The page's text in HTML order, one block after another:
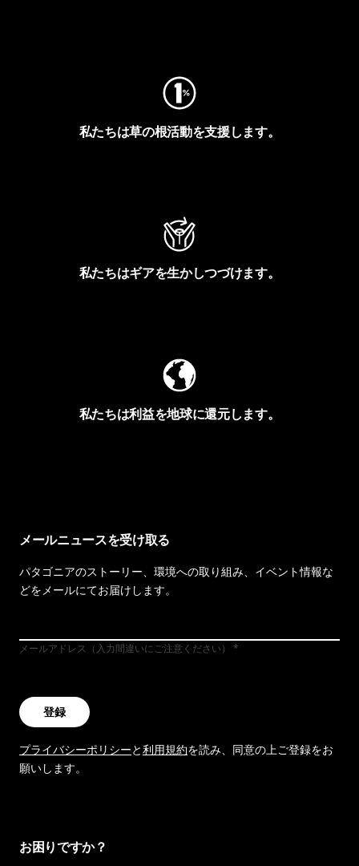
私たちは草の根活動を支援します。
私たちはギアを生かしつづけます。
私たちは利益を地球に還元します。
メールニュースを受け取る
パタゴニアのストーリー、環境への取り組み、イベント情報な
どをメールにてお届けします。
メールアドレス（入力間違いにご注意ください）
登録
プライバシーポリシーと利用規約を読み、同意の上ご登録をお
願いします。
お困りですか？